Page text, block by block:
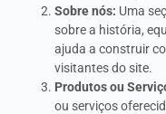
Sobre nós: Uma
sobre a história,
ajuda a construir
visitantes do site.
Produtos ou
ou serviços